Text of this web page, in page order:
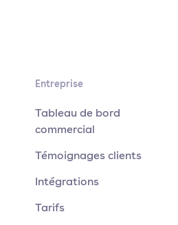
Entreprise
Tableau de bord
commercial
Témoignages clients
Intégrations
Tarifs